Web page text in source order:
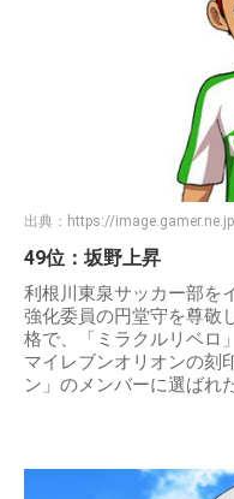
出典： https://image.gamer.ne.jp
49位：坂野上昇
利根川東泉サッカー部を
強化委員の円堂守を尊敬
格で、「ミラクルリベロ
マイレブンオリオンの刻
ン」のメンバーに選ばれ